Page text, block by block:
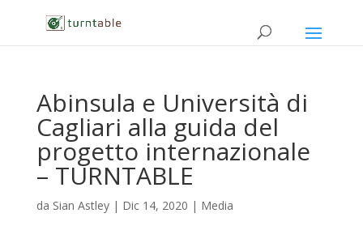
Abinsula e Università di
Cagliari alla guida del
progetto internazionale
– TURNTABLE
da Sian Astley| Dic 14, 2020 | Media